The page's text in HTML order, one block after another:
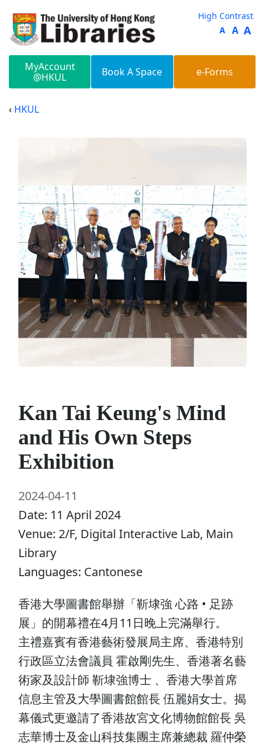
High Contrast
A A A
MyAccount
@HKUL
Book A Space e-Forms
HKUL
Kan Tai Keung's Mind
and His Own Steps
Exhibition
2024-04-11
Date: 11 April 2024
Venue: 2/F, Digital Interactive Lab, Main
Library
Languages: Cantonese
香港大學圖書館舉辦「靳埭強 ⼼路 • ⾜跡
展」的開幕禮在4月11日晚上完滿舉行。
主禮嘉賓有香港藝術發展局主席、香港特別
行政區立法會議員 霍啟剛先生、香港著名藝
術家及設計師 靳埭強博士 、香港大學首席
信息主管及大學圖書館館長 伍麗娟女士。揭
幕儀式更邀請了香港故宮文化博物館館長 吳
志華博士及金山科技集團主席兼總裁 羅仲榮